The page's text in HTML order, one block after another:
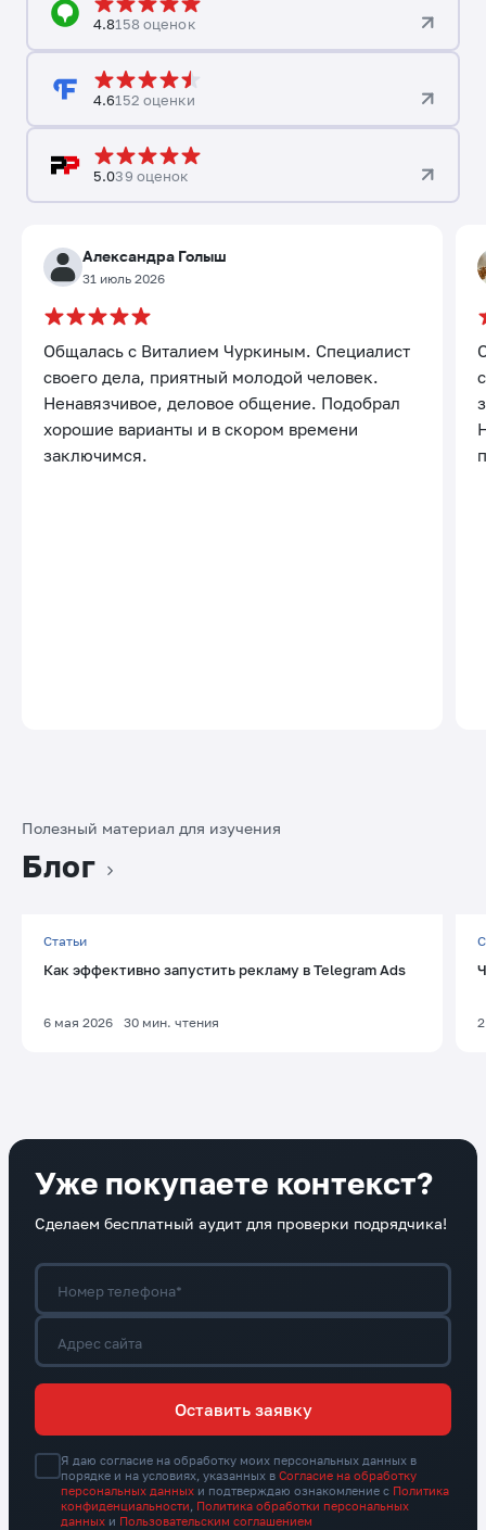
4.8158 оценок
4.6152 оценки
5.039 оценок
Александра Голыш
31 июль 2026
Общалась с Виталием Чуркиным. Специалист
своего дела, приятный молодой человек.
Ненавязчивое, деловое общение. Подобрал
хорошие варианты и в скором времени
заключимся.
Полезный материал для изучения
Блог
Статьи
Как эффективно запустить рекламу в Telegram Ads
6 мая 2026 30 мин. чтения
Уже покупаете контекст?
Сделаем бесплатный аудит для проверки подрядчика!
Номер телефона*
Адрес сайта
Оставить заявку
Я даю согласие на обработку моих персональных данных в
порядке и на условиях, указанных в Согласие на обработку
персональных данных и подтверждаю ознакомление с Политика
конфиденциальности
Политика обработки персональных
данных и Пользовательским соглашением